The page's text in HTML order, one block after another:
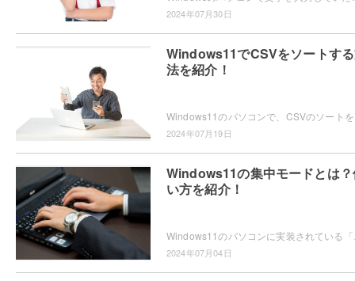
2024年07月30日
Windows11でCSVをソートす
法を紹介！
2024年07月19日
Windows11の集中モードとは
い方を紹介！
2024年07月04日